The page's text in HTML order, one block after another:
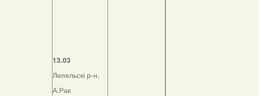
13.03
Лепельскі р-н,
А.Рак